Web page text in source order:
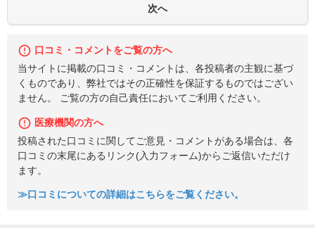
口コミ・コメントをご覧の方へ
当サイトに掲載の口コミ・コメントは、各投稿者の主観に基づ
くものであり、弊社ではその正確性を保証するものではござい
ません。 ご覧の方の自己責任においてご利用ください。
医療機関の方へ
投稿された口コミに関してご意見・コメントがある場合は、各
口コミの末尾にあるリンク(入力フォーム)からご返信いただけ
ます。
≫口コミについての詳細はこちらをご覧ください。